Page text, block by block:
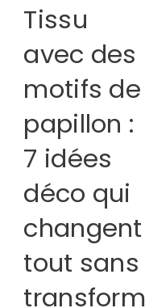
Tissu
avec des
motifs de
papillon :
7 idées
déco qui
changent
tout sans
transform